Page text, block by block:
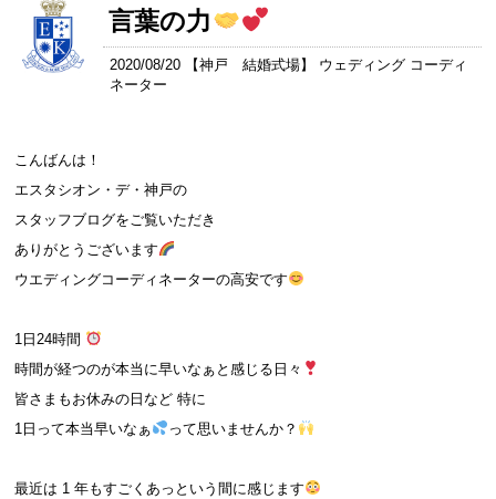
言葉の力
2020/08/20 【神戸 結婚式場】 ウェディング コーディ
ネーター
こんばんは！
エスタシオン・デ・神戸の
スタッフブログをご覧いただき
ありがとうございます
ウエディングコーディネーターの高安です
1日24時間
時間が経つのが本当に早いなぁと感じる日々
皆さまもお休みの日など 特に
1日って本当早いなぁ
って思いませんか？
最近は 1 年もすごくあっという間に感じます